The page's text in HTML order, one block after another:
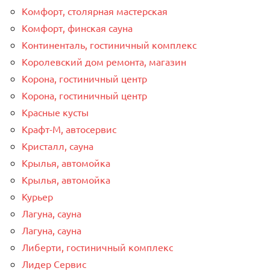
Комфорт, столярная мастерская
Комфорт, финская сауна
Континенталь, гостиничный комплекс
Королевский дом ремонта, магазин
Корона, гостиничный центр
Корона, гостиничный центр
Красные кусты
Крафт-М, автосервис
Кристалл, сауна
Крылья, автомойка
Крылья, автомойка
Курьер
Лагуна, сауна
Лагуна, сауна
Либерти, гостиничный комплекс
Лидер Сервис